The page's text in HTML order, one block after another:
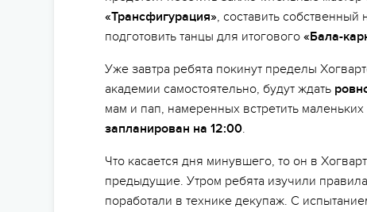
«Трансфигурация», составить собственный
подготовить танцы для итогового «Бала-
Уже завтра ребята покинут пределы
академии самостоятельно, будут ждать
мам и пап, намеренных встретить
запланирован на 12:00.
Что касается дня минувшего, то он в
предыдущие. Утром ребята изучили
поработали в технике декупаж. С